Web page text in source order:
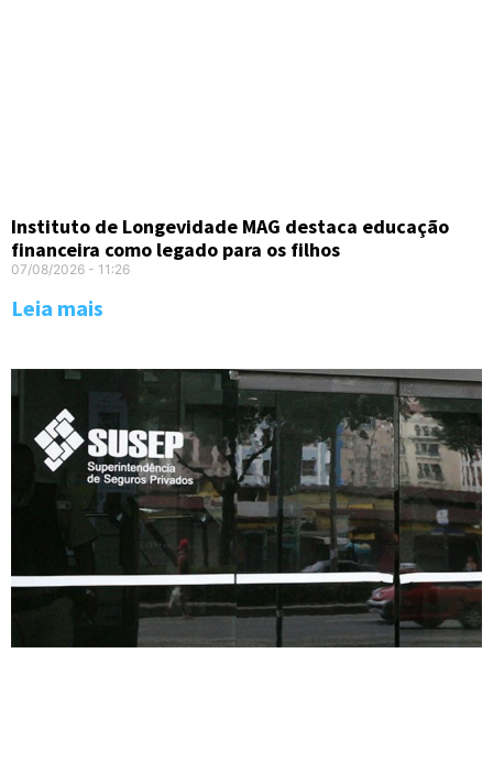
Instituto de Longevidade MAG destaca educação
financeira como legado para os filhos
07/08/2026 11:26
Leia mais